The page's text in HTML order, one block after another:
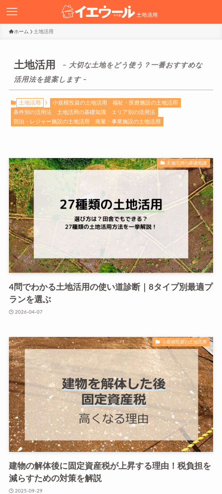
ホーム 土地活用
土地活用 – 大切な土地をどう使う？一番おすすめな
活用法を提案します –
土地活用 小規模投資の土地活用
福祉・医療施設の土地活用
条件別の活用法
土地活用の基礎知識
エリア別の活用法
宿泊・レジャー施設の土地活用
商業・事業施設の土地活用
土地活用の基礎知識
4問でわかる土地活用の使い道診断｜8タイプ別最適プ
ランを選ぶ
2026-04-07
小規模投資の土地活用
建物の解体後に固定資産税が上昇する理由！税負担を
減らすための対策を解説
2025-09-29